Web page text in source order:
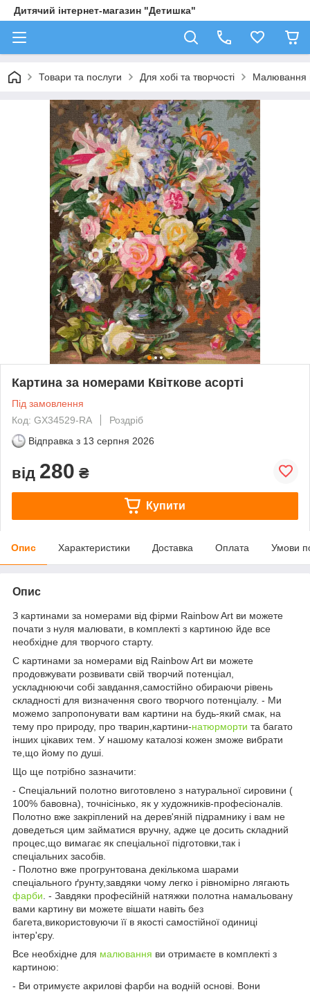
Дитячий інтернет-магазин "Детишка"
Товари та послуги Для хобі та творчості Малювання
Картина за номерами Квіткове асорті
Під замовлення
Код: GX34529-RA
Роздріб
Відправка з 13 серпня 2026
від 280 ₴
Купити
Опис Характеристики Доставка Оплата Умови
Опис
З картинами за номерами від фірми Rainbow Art ви можете
почати з нуля малювати, в комплекті з картиною йде все
необхідне для творчого старту.
C картинами за номерами від Rainbow Art ви можете
продовжувати розвивати свій творчий потенціал,
ускладнюючи собі завдання,самостійно обираючи рівень
складності для визначення свого творчого потенціалу. - Ми
можемо запропонувати вам картини на будь-який смак, на
тему про природу, про тварин,картини-натюрморти та багато
інших цікавих тем. У нашому каталозі кожен зможе вибрати
те,що йому по душі.
Що ще потрібно зазначити:
- Спеціальний полотно виготовлено з натуральної сировини (
100% бавовна), точнісінько, як у художників-професіоналів.
Полотно вже закріплений на дерев'яній підрамнику і вам не
доведеться цим займатися вручну, адже це досить складний
процес,що вимагає як спеціальної підготовки,так і
спеціальних засобів.
- Полотно вже прогрунтована декількома шарами
спеціального ґрунту,завдяки чому легко і рівномірно лягають
фарби . - Завдяки професійній натяжки полотна намальовану
вами картину ви можете вішати навіть без
багета,використовуючи її в якості самостійної одиниці
інтер'єру.
Все необхідне для малювання ви отримаєте в комплекті з
картиною:
- Ви отримуєте акрилові фарби на водній основі. Вони